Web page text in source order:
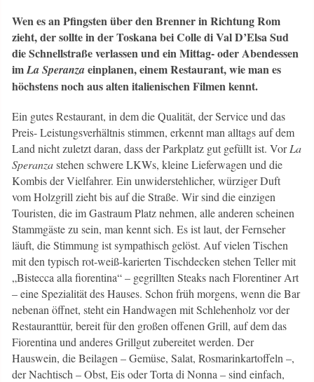
Wen es an Pfingsten über den Brenner in Richtung Rom
zieht, der sollte in der Toskana bei Colle di Val D’Elsa Sud
die Schnellstraße verlassen und ein Mittag- oder Abendessen
imLa Speranzaeinplanen, einem Restaurant, wie man es
höchstens noch aus alten italienischen Filmen kennt.
Ein gutes Restaurant, in dem die Qualität, der Service und das
Preis- Leistungsverhältnis stimmen, erkennt man alltags auf dem
Land nicht zuletzt daran, dass der Parkplatz gut gefüllt ist. VorLa
Speranzastehen schwere LKWs, kleine Lieferwagen und die
Kombis der Vielfahrer. Ein unwiderstehlicher, würziger Duft
vom Holzgrill zieht bis auf die Straße. Wir sind die einzigen
Touristen, die im Gastraum Platz nehmen, alle anderen scheinen
Stammgäste zu sein, man kennt sich. Es ist laut, der Fernseher
läuft, die Stimmung ist sympathisch gelöst. Auf vielen Tischen
mit den typisch rot-weiß-karierten Tischdecken stehen Teller mit
„Bistecca alla fiorentina“ – gegrillten Steaks nach Florentiner Art
– eine Spezialität des Hauses. Schon früh morgens, wenn die Bar
nebenan öffnet, steht ein Handwagen mit Schlehenholz vor der
Restauranttür, bereit für den großen offenen Grill, auf dem das
Fiorentina und anderes Grillgut zubereitet werden. Der
Hauswein, die Beilagen – Gemüse, Salat, Rosmarinkartoffeln –,
der Nachtisch – Obst, Eis oder Torta di Nonna – sind einfach,